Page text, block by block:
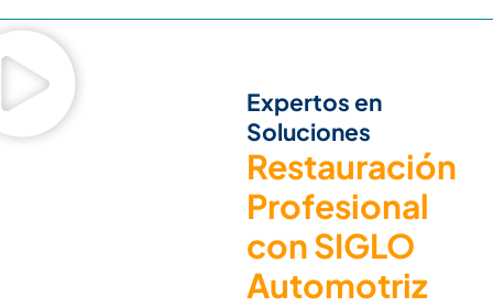
Expertos en
Soluciones
Restauración
Profesional
con SIGLO
Automotriz